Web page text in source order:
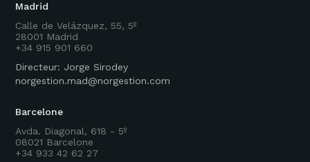
Madrid
Calle de Velázquez, 55, 5º
28001 Madrid
+34 915 901 660
Directeur: Jorge Sirodey
norgestion.mad@norgestion.com
Barcelone
Avda. Diagonal, 618 - 5º
08021 Barcelone
+34 933 42 62 27